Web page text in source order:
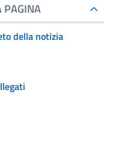
PAGINA
della notizia